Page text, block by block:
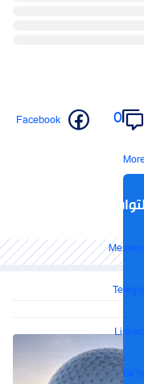
0
Facebook
الاجتماعي